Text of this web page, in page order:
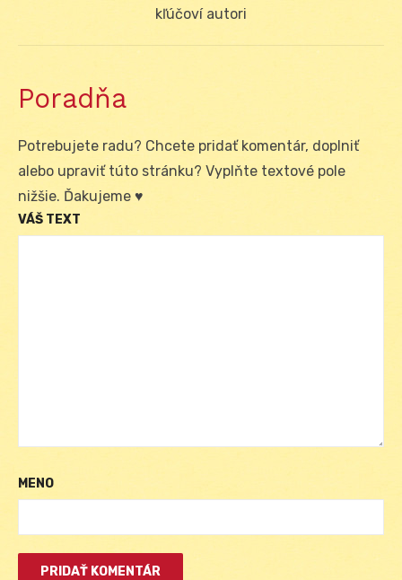
kľúčoví autori
Poradňa
Potrebujete radu? Chcete pridať komentár, doplniť
alebo upraviť túto stránku? Vyplňte textové pole
nižšie. Ďakujeme ♥
VÁŠ TEXT
MENO